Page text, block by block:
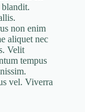
non enim
aliquet nec
Velit
tempus
vel. Viverra